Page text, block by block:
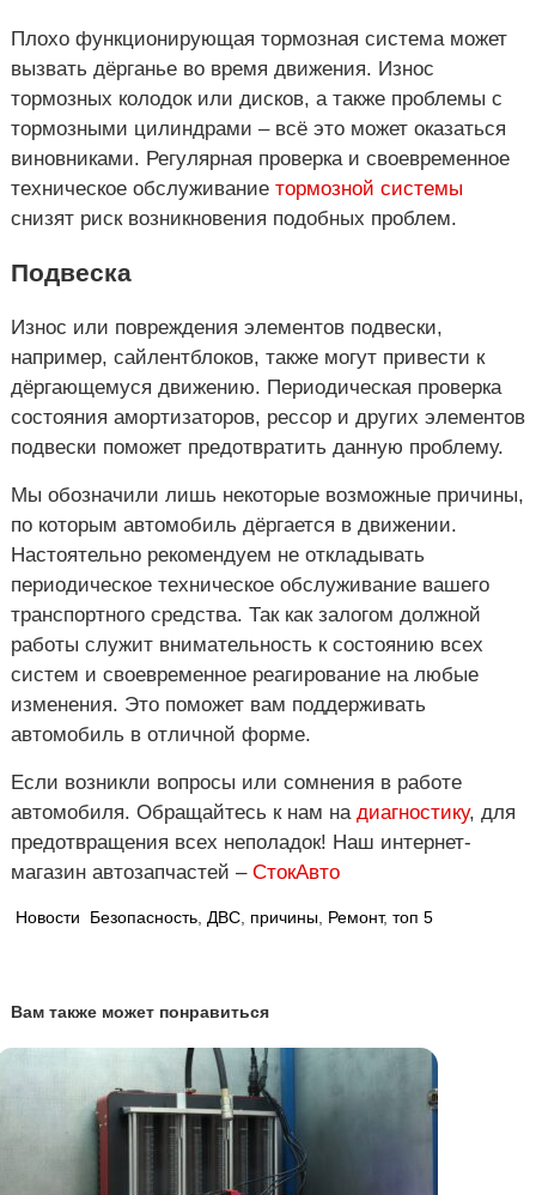
Плохо функционирующая тормозная система может
вызвать дёрганье во время движения. Износ
тормозных колодок или дисков, а также проблемы с
тормозными цилиндрами – всё это может оказаться
виновниками. Регулярная проверка и своевременное
техническое обслуживание тормозной системы
снизят риск возникновения подобных проблем.
Подвеска
Износ или повреждения элементов подвески,
например, сайлентблоков, также могут привести к
дёргающемуся движению. Периодическая проверка
состояния амортизаторов, рессор и других элементов
подвески поможет предотвратить данную проблему.
Мы обозначили лишь некоторые возможные причины,
по которым автомобиль дёргается в движении.
Настоятельно рекомендуем не откладывать
периодическое техническое обслуживание вашего
транспортного средства. Так как залогом должной
работы служит внимательность к состоянию всех
систем и своевременное реагирование на любые
изменения. Это поможет вам поддерживать
автомобиль в отличной форме.
Если возникли вопросы или сомнения в работе
автомобиля. Обращайтесь к нам на диагностику, для
предотвращения всех неполадок! Наш интернет-
магазин автозапчастей – СтокАвто
Новости Безопасность, ДВС, причины, Ремонт, топ 5
Вам также может понравиться